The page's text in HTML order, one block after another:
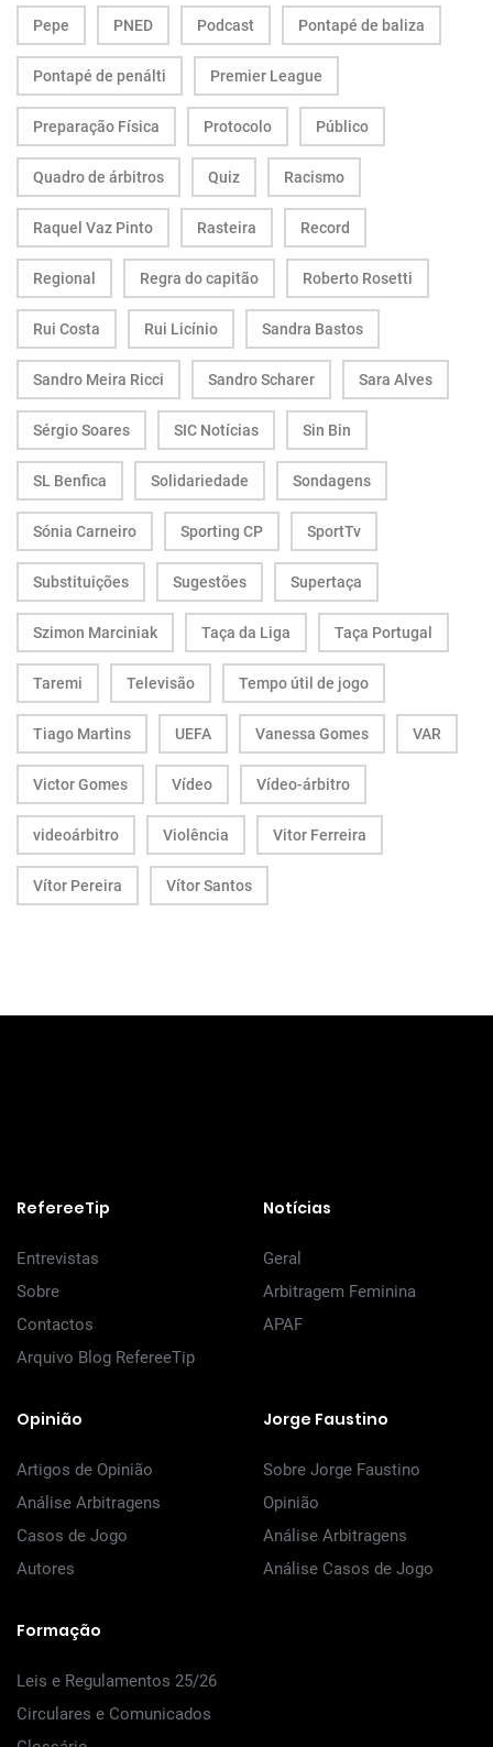
Pepe PNED Podcast Pontapé de baliza
Pontapé de penálti Premier League
Preparação Física Protocolo Público
Quadro de árbitros Quiz Racismo
Raquel Vaz Pinto Rasteira Record
Regional Regra do capitão Roberto Rosetti
Rui Costa Rui Licínio Sandra Bastos
Sandro Meira Ricci Sandro Scharer Sara Alves
Sérgio Soares SIC Notícias Sin Bin
SL Benfica Solidariedade Sondagens
Sónia Carneiro Sporting CP SportTv
Substituições Sugestões Supertaça
Szimon Marciniak Taça da Liga Taça Portugal
Taremi Televisão Tempo útil de jogo
Tiago Martins UEFA Vanessa Gomes VAR
Victor Gomes Vídeo Vídeo-árbitro
videoárbitro Violência Vitor Ferreira
Vítor Pereira Vítor Santos
RefereeTip
Entrevistas
Sobre
Contactos
Arquivo Blog RefereeTip
Notícias
Geral
Arbitragem Feminina
APAF
Opinião
Artigos de Opinião
Análise Arbitragens
Casos de Jogo
Autores
Jorge Faustino
Sobre Jorge Faustino
Opinião
Análise Arbitragens
Análise Casos de Jogo
Formação
Leis e Regulamentos 25/26
Circulares e Comunicados